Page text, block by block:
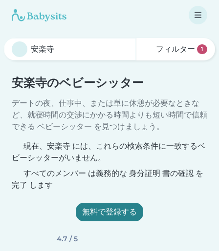
フィルター 1
安楽寺のベビーシッター
デートの夜、仕事中、または単に休憩が必要なときな
ど、就寝時間の交渉にかかる時間よりも短い時間で信頼
できる ベビーシッター を見つけましょう。
現在、安楽寺 には、これらの検索条件に一致するベ
ビーシッターがいません。
すべてのメンバー は義務的な 身分証明 書の確認 を
完了 します
無料で登録する
4.7 / 5